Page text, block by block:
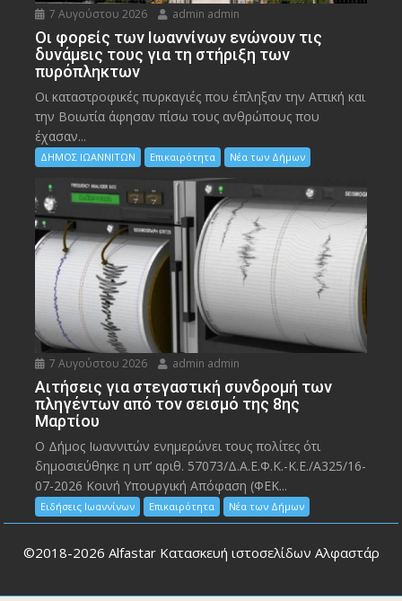
7 Αυγούστου 2026 admin admin
Οι φορείς των Ιωαννίνων ενώνουν τις
δυνάμεις τους για τη στήριξη των
πυρόπληκτων
Οι καταστροφικές πυρκαγιές που έπληξαν την Αττική και
την Bοιωτία άφησαν πίσω τους ανθρώπους που
έχασαν...
ΔΗΜΟΣ ΙΩΑΝΝΙΤΩΝ Επικαιρότητα Νέα των Δήμων
7 Αυγούστου 2026 admin admin
Αιτήσεις για στεγαστική συνδρομή των
πληγέντων από τον σεισμό της 8ης
Μαρτίου
Ο Δήμος Ιωαννιτών ενημερώνει τους πολίτες ότι
δημοσιεύθηκε η υπ’ αριθ. 57073/Δ.Α.Ε.Φ.Κ.-Κ.Ε./Α325/16-
07-2026 Κοινή Υπουργική Απόφαση (ΦΕΚ...
Ειδήσεις Ιωαννίνων Επικαιρότητα Νέα των Δήμων
©2018-2026 Alfastar Κατασκευή ιστοσελίδων Αλφαστάρ